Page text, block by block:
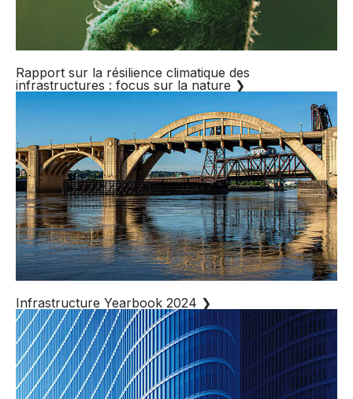
Rapport sur la résilience climatique des
infrastructures : focus sur la nature ❯
Infrastructure Yearbook 2024 ❯